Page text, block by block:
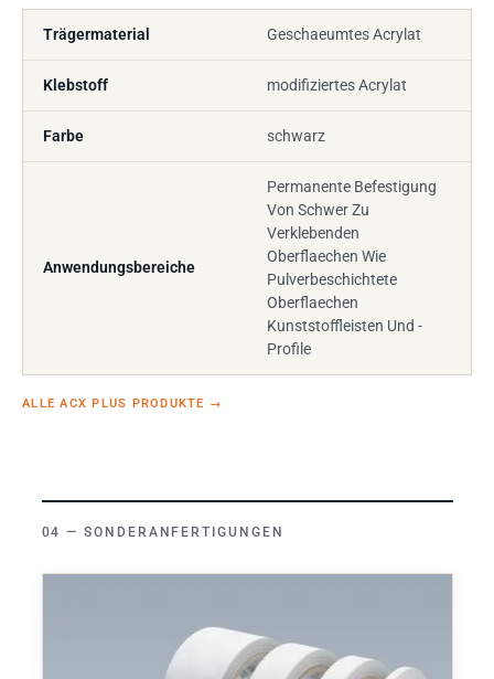
Trägermaterial Geschaeumtes Acrylat
Klebstoff modifiziertes Acrylat
Farbe schwarz
Anwendungsbereiche
Permanente Befestigung
Von Schwer Zu
Verklebenden
Oberflaechen Wie
Pulverbeschichtete
Oberflaechen
Kunststoffleisten Und -
Profile
ALLE ACX PLUS PRODUKTE →
SONDERANFERTIGUNGEN